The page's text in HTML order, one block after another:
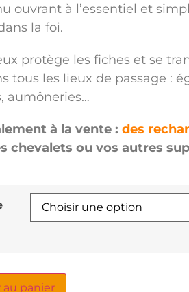
ouvrant à l’essentiel et
la foi.
protège les fiches et se
tous les lieux de passage :
aumôneries…
à la vente : des
chevalets ou vos autres
au panier